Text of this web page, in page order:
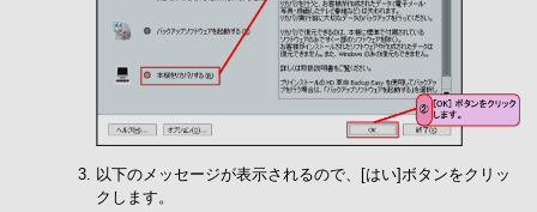
以下のメッセージが表示されるので、[はい]ボタンをクリッ
クします。